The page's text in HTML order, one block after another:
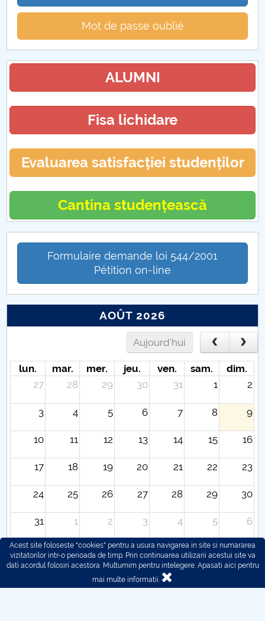
Mot de passe oublié
ALUMNI
Fisa lichidare
Evaluarea satisfacției studenților
Cantina studențească
Formulaire demande loi 544/2001
Pétition on-line
AOÛT 2026
Aujourd'hui
lun. mar. mer. jeu. ven. sam.
dim.
27
28 29 30 31 1 2
3 4 5 6 7 8 9
10 11 12 13 14 15 16
17 18 19 20 21 22 23
24 25 26 27 28 29 30
31 1 2 3 4 5 6
Acest site foloseste "cookies" pentru a usura navigarea in site si numararea
vizitatorilor intr-o perioada de timp. Prin continuarea utilizarii acestui site va
dati acordul folosiri acestora. Multumim pentru intelegere. Apasati aici pentru
mai multe informatii.